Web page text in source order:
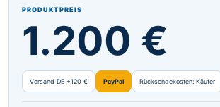
PRODUKTPREIS
1.200 €
Versand DE +120 € PayPal Rücksendekosten: Käufer